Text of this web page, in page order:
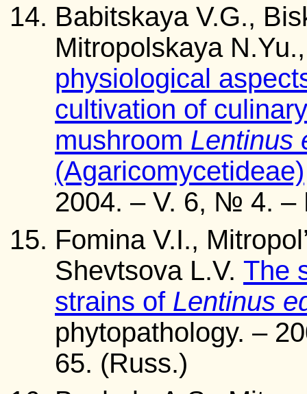
Babitskaya V.G.,
Mitropolskaya
physiological
cultivation of
mushroom Lentinus
(Agaricomycetideae)
2004. – V. 6, № 4. –
Fomina V.I.,
Shevtsova L.V. The
strains of Lentinus
phytopathology. –
65. (Russ.)